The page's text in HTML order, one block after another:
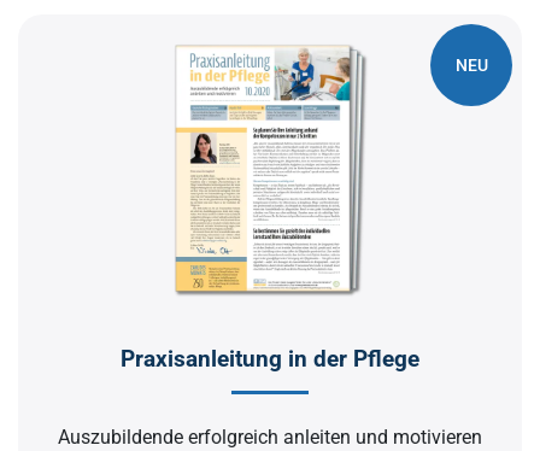
NEU
Praxisanleitung in der Pflege
Auszubildende erfolgreich anleiten und motivieren